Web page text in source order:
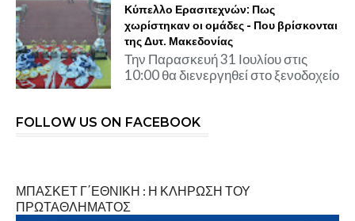
Κύπελλο Ερασιτεχνών: Πως
χωρίστηκαν οι ομάδες - Που βρίσκονται
της Δυτ. Μακεδονίας
Την Παρασκευή 31 Ιουλίου στις
10:00 θα διενεργηθεί στο ξενοδοχείο
FOLLOW US ON FACEBOOK
ΜΠΑΣΚΕΤ Γ΄ΕΘΝΙΚΗ : Η ΚΛΗΡΩΣΗ ΤΟΥ
ΠΡΩΤΑΘΛΗΜΑΤΟΣ